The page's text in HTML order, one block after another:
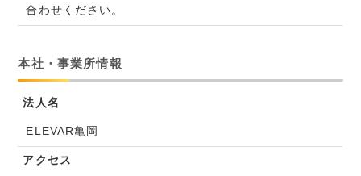
合わせください。
本社・事業所情報
法人名
ELEVAR亀岡
アクセス